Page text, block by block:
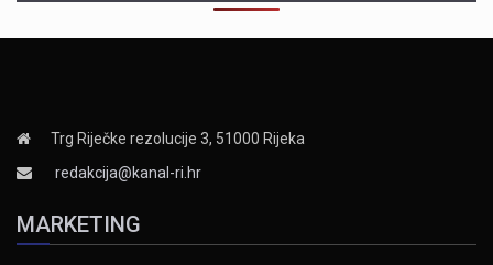
Trg Riječke rezolucije 3, 51000 Rijeka
redakcija@kanal-ri.hr
MARKETING